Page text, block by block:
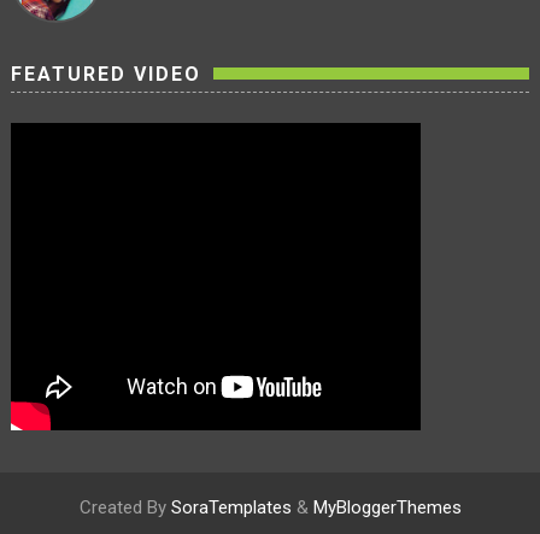
FEATURED VIDEO
Created By SoraTemplates & MyBloggerThemes